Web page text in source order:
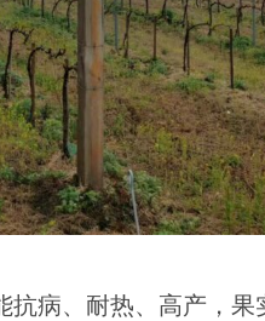
病、耐热、高产，果